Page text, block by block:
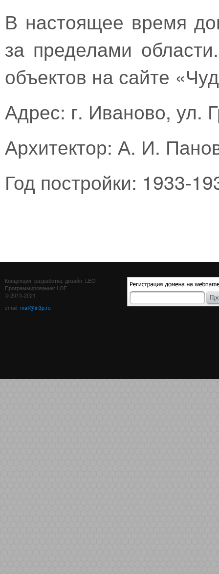
В настоящее время
за пределами
объектов на сайте
Адрес: г. Иваново, ул.
Архитектор: А. И.
Год постройки: 1933-
Концепция, разработка, дизайн: LEO
Программирование: LOE
© 2015-2021
email: mail@in3p.ru